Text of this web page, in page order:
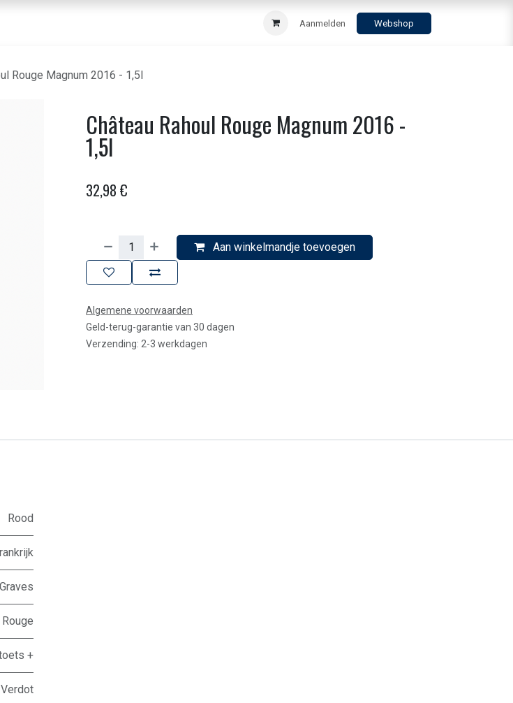
Aanmelden Webshop
Rouge Magnum 2016 - 1,5l
Château Rahoul Rouge Magnum 2016 -
1,5l
32,98 €
Aan winkelmandje toevoegen
Algemene voorwaarden
Geld-terug-garantie van 30 dagen
Verzending: 2-3 werkdagen
Rood
Graves
+